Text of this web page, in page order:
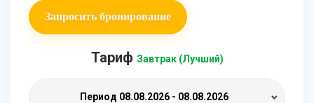
Запросить бронирование
Тариф Завтрак (Лучший)
Период 08.08.2026 - 08.08.2026